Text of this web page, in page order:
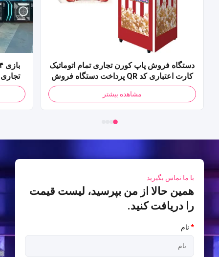
دستگاه فروش پاپ کورن تجاری تمام اتوماتیک
کارت اعتباری کد QR پرداخت دستگاه فروش
پاپ کورن برای مرکز خرید
مشاهده بیشتر
با ما تماس بگیرید
همین حالا از من بپرسید، لیست قیمت
را دریافت کنید.
* نام